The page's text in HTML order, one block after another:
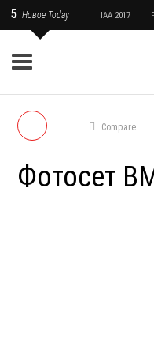
5 Новое Today IAA 2017
Compare
Фотосет